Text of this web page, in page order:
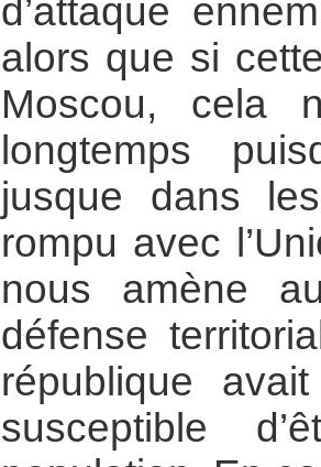
d’attaque
alors que si
Moscou, cela
longtemps
jusque dans
rompu avec
nous amène
défense
république
susceptible